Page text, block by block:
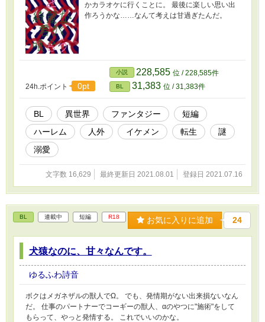
かカラオケに行くことに。 最後に楽しい思い出
作ろうかな……なんて考えは甘過ぎたんだ。
24h.ポイント 0pt
小説 228,585 位 / 228,585件
BL 31,383 位 / 31,383件
BL 異世界 ファンタジー
短編
ハーレム
人外 イケメン 転生
謎
溺愛
文字数 16,629 最終更新日 2021.08.01 登録日 2021.07.16
BL 連載中 短編 R18 お気に入りに追加 24
犬猿なのに、甘々なんです。
ゆるふわ詩音
ボクはメガネザルの獣人でΩ。 でも、発情期がない出来損ないなん
だ。 仕事のパートナーでコーギーの獣人、αのやつに"施術"をして
もらって、やっと発情する。 これでいいのかな。